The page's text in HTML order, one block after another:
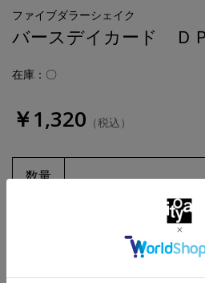
ファイブダラーシェイク
バースデイカード Ｄ
在庫：〇
￥1,320 （税込）
数量